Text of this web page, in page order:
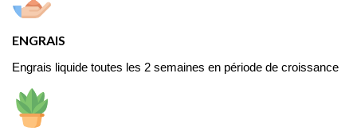
ENGRAIS
Engrais liquide toutes les 2 semaines en période de croissance